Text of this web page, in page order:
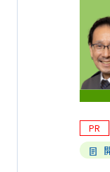
PR